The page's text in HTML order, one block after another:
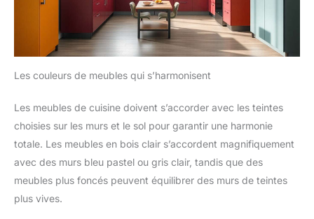
Les couleurs de meubles qui s’harmonisent
Les meubles de cuisine doivent s’accorder avec les teintes
choisies sur les murs et le sol pour garantir une harmonie
totale. Les meubles en bois clair s’accordent magnifiquement
avec des murs bleu pastel ou gris clair, tandis que des
meubles plus foncés peuvent équilibrer des murs de teintes
plus vives.